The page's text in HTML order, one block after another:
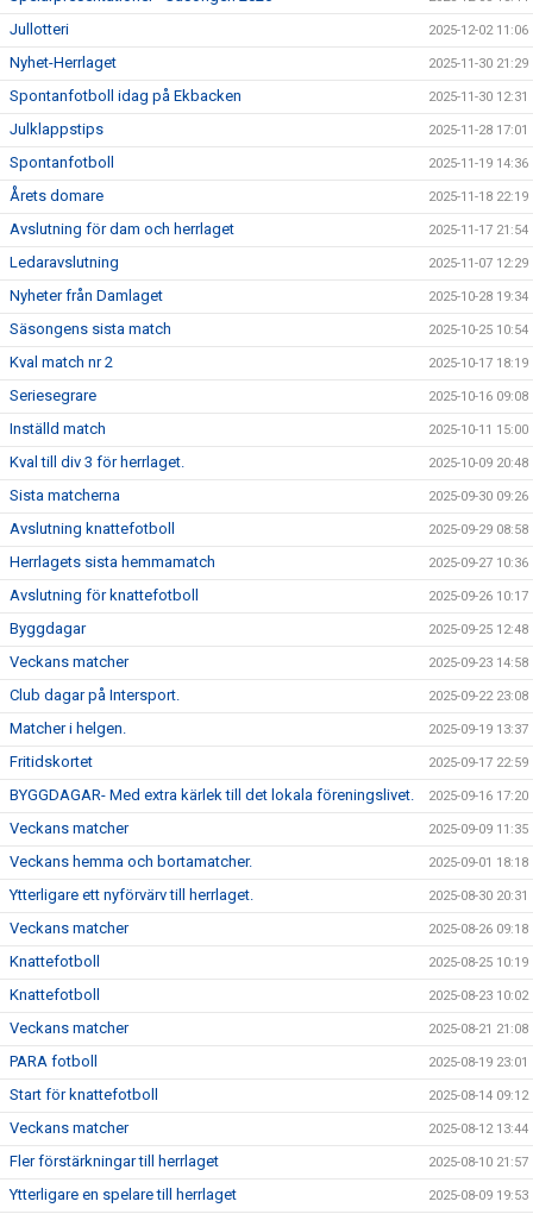
Jullotteri 2025-12-02 11:06
Nyhet-Herrlaget 2025-11-30 21:29
Spontanfotboll idag på Ekbacken 2025-11-30 12:31
Julklappstips 2025-11-28 17:01
Spontanfotboll 2025-11-19 14:36
Årets domare 2025-11-18 22:19
Avslutning för dam och herrlaget 2025-11-17 21:54
Ledaravslutning 2025-11-07 12:29
Nyheter från Damlaget 2025-10-28 19:34
Säsongens sista match 2025-10-25 10:54
Kval match nr 2 2025-10-17 18:19
Seriesegrare 2025-10-16 09:08
Inställd match 2025-10-11 15:00
Kval till div 3 för herrlaget. 2025-10-09 20:48
Sista matcherna 2025-09-30 09:26
Avslutning knattefotboll 2025-09-29 08:58
Herrlagets sista hemmamatch 2025-09-27 10:36
Avslutning för knattefotboll 2025-09-26 10:17
Byggdagar 2025-09-25 12:48
Veckans matcher 2025-09-23 14:58
Club dagar på Intersport. 2025-09-22 23:08
Matcher i helgen. 2025-09-19 13:37
Fritidskortet 2025-09-17 22:59
BYGGDAGAR- Med extra kärlek till det lokala föreningslivet. 2025-09-16 17:20
Veckans matcher 2025-09-09 11:35
Veckans hemma och bortamatcher. 2025-09-01 18:18
Ytterligare ett nyförvärv till herrlaget. 2025-08-30 20:31
Veckans matcher 2025-08-26 09:18
Knattefotboll 2025-08-25 10:19
Knattefotboll 2025-08-23 10:02
Veckans matcher 2025-08-21 21:08
PARA fotboll 2025-08-19 23:01
Start för knattefotboll 2025-08-14 09:12
Veckans matcher 2025-08-12 13:44
Fler förstärkningar till herrlaget 2025-08-10 21:57
Ytterligare en spelare till herrlaget 2025-08-09 19:53